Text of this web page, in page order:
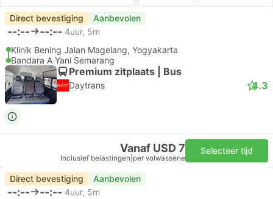
Direct bevestiging Aanbevolen
--:-- --:-- 4uur, 5m
Klinik Bening Jalan Magelang, Yogyakarta
Bandara A Yani Semarang
Premium zitplaats | Bus
Daytrans 4.3
Vanaf USD 7
Inclusief belastingen per volwassene
Selecteer tijd
Direct bevestiging Aanbevolen
--:-- --:-- 4uur, 5m